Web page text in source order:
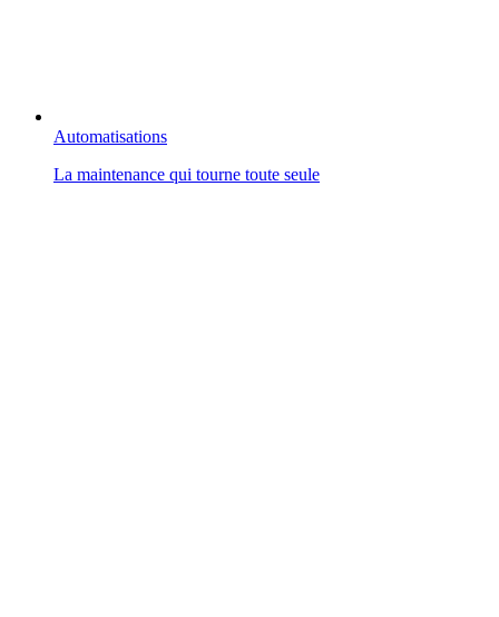
Automatisations
La maintenance qui tourne toute seule